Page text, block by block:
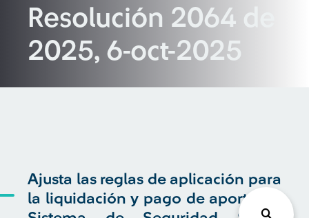
Resolución 2064 de
2025, 6-oct-2025
Ajusta las reglas de aplicación para
la liquidación y pago de aportes al